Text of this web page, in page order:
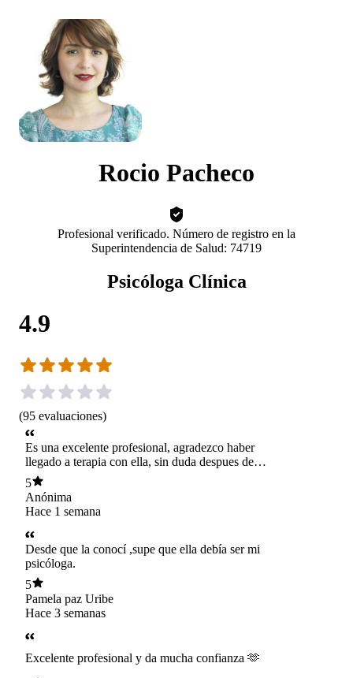
Rocio Pacheco
Profesional verificado. Número de registro en la
Superintendencia de Salud: 74719
Psicóloga Clínica
4.9
(95 evaluaciones)
Es una excelente profesional, agradezco haber
llegado a terapia con ella, sin duda despues de
cada sesion me quedo con mucha tranquilidad y
me ha dado herramientas para mejorar
5
Anónima
Hace 1 semana
Desde que la conocí ,supe que ella debía ser mi
psicóloga.
5
Pamela paz Uribe
Hace 3 semanas
Excelente profesional y da mucha confianza 🫶